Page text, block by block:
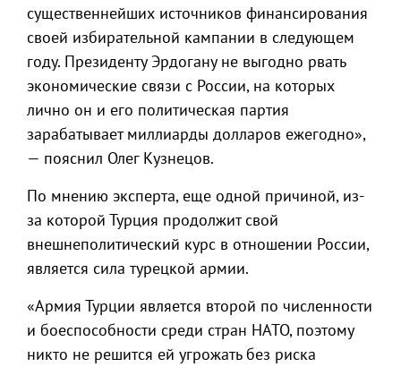
существеннейших источников финансирования
своей избирательной кампании в следующем
году. Президенту Эрдогану не выгодно рвать
экономические связи с России, на которых
лично он и его политическая партия
зарабатывает миллиарды долларов ежегодно»,
— пояснил Олег Кузнецов.
По мнению эксперта, еще одной причиной, из-
за которой Турция продолжит свой
внешнеполитический курс в отношении России,
является сила турецкой армии.
«Армия Турции является второй по численности
и боеспособности среди стран НАТО, поэтому
никто не решится ей угрожать без риска